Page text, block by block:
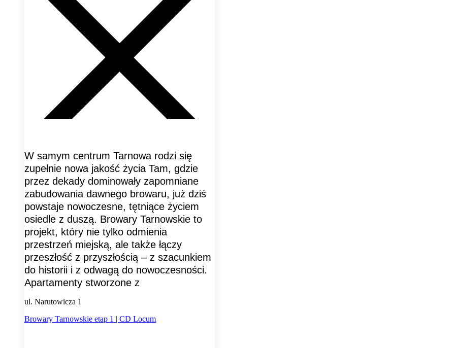
W samym centrum Tarnowa rodzi się
zupełnie nowa jakość życia Tam, gdzie
przez dekady dominowały zapomniane
zabudowania dawnego browaru, już dziś
powstaje nowoczesne, tętniące życiem
osiedle z duszą. Browary Tarnowskie to
projekt, który nie tylko odmienia
przestrzeń miejską, ale także łączy
przeszłość z przyszłością – z szacunkiem
do historii i z odwagą do nowoczesności.
Apartamenty stworzone z
ul. Narutowicza 1
Browary Tarnowskie etap 1 | CD Locum